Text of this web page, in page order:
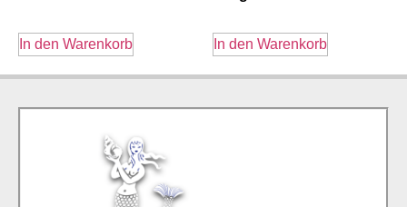
In den Warenkorb In den Warenkorb